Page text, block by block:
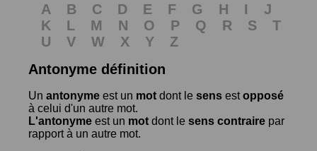
A B C D E F G H I
J
K
L M N O P Q R S
T
U
V W X Y
Z
Antonyme définition
Un antonyme est un mot dont le sens estopposé
à celui d'un autre mot.
L'antonyme est un mot dont le sens contraire par
rapport à un autre mot.